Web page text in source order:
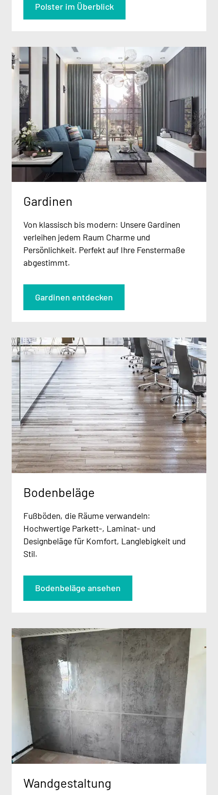
Polster im Überblick
Gardinen
Von klassisch bis modern: Unsere Gardinen
verleihen jedem Raum Charme und
Persönlichkeit. Perfekt auf Ihre Fenstermaße
abgestimmt.
Gardinen entdecken
Bodenbeläge
Fußböden, die Räume verwandeln:
Hochwertige Parkett-, Laminat- und
Designbeläge für Komfort, Langlebigkeit und
Stil.
Bodenbeläge ansehen
Wandgestaltung